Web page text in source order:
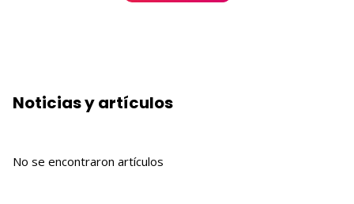
Noticias y artículos
No se encontraron artículos